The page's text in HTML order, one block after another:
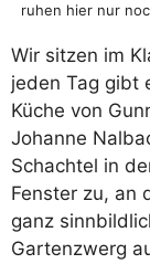
ruhen hier nur
Wir sitzen im
jeden Tag gibt
Küche von
Johanne
Schachtel in
Fenster zu, an
ganz
Gartenzwerg